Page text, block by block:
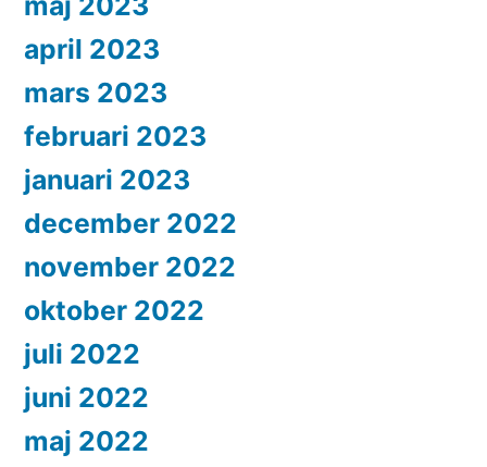
april 2023
mars 2023
februari 2023
januari 2023
december 2022
november 2022
oktober 2022
juli 2022
juni 2022
maj 2022